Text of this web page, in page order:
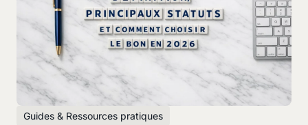
Guides & Ressources pratiques